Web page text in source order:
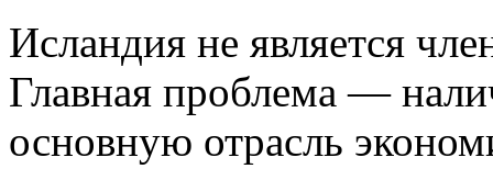
Исландия не является
Главная проблема —
основную отрасль